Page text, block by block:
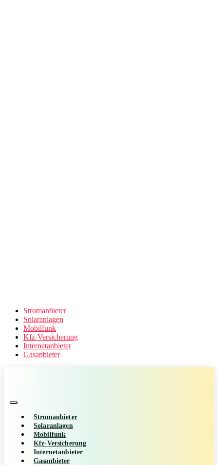
Stromanbieter
Solaranlagen
Mobilfunk
Kfz-Versicherung
Internetanbieter
Gasanbieter
Stromanbieter
Solaranlagen
Mobilfunk
Kfz-Versicherung
Internetanbieter
Gasanbieter